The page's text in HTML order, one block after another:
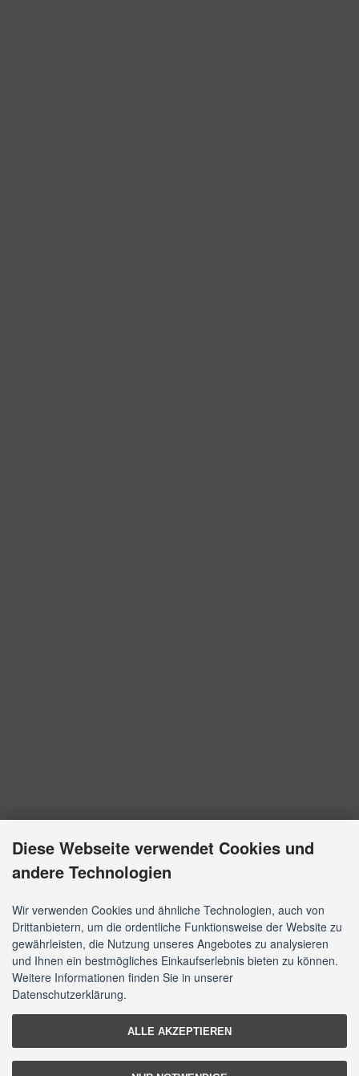
Diese Webseite verwendet Cookies und
andere Technologien
Wir verwenden Cookies und ähnliche Technologien, auch von
Drittanbietern, um die ordentliche Funktionsweise der Website zu
gewährleisten, die Nutzung unseres Angebotes zu analysieren
und Ihnen ein bestmögliches Einkaufserlebnis bieten zu können.
Weitere Informationen finden Sie in unserer
Datenschutzerklärung.
ALLE AKZEPTIEREN